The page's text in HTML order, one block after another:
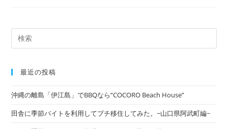
最近の投稿
沖縄の離島「伊江島」でBBQなら“COCORO Beach House”
田舎に季節バイトを利用してプチ移住してみた。~山口県阿武町編~